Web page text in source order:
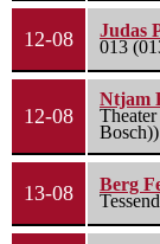
12-08
Judas
013
12-08
Ntjam
Theater
Bosch))
13-08
Berg